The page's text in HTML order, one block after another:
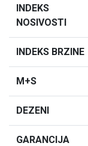
INDEKS
NOSIVOSTI
INDEKS BRZINE
M+S
DEZENI
GARANCIJA